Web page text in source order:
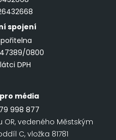
spojení
0800
DPH
média
998 877
vedeného Městským
C, vložka 81781